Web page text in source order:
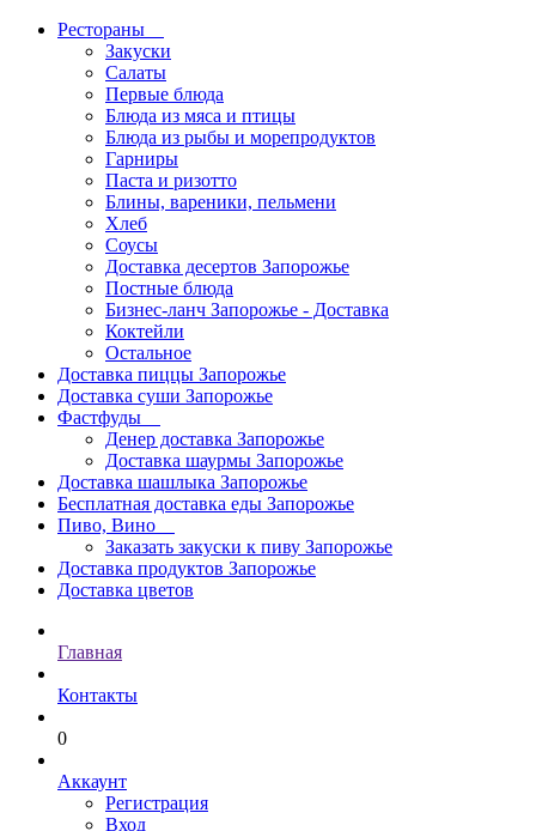
Рестораны
Закуски
Салаты
Первые блюда
Блюда из мяса и птицы
Блюда из рыбы и морепродуктов
Гарниры
Паста и ризотто
Блины, вареники, пельмени
Хлеб
Соусы
Доставка десертов Запорожье
Постные блюда
Бизнес-ланч Запорожье - Доставка
Коктейли
Остальное
Доставка пиццы Запорожье
Доставка суши Запорожье
Фастфуды
Денер доставка Запорожье
Доставка шаурмы Запорожье
Доставка шашлыка Запорожье
Бесплатная доставка еды Запорожье
Пиво, Вино
Заказать закуски к пиву Запорожье
Доставка продуктов Запорожье
Доставка цветов
Главная
Контакты
0
Аккаунт
Регистрация
Вход